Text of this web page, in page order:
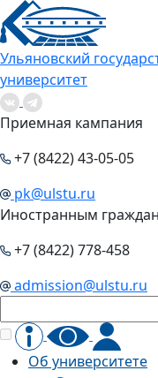
Ульяновский
университет
Приемная кампания
+7 (8422) 43-05-05
pk@ulstu.ru
Иностранным
+7 (8422) 778-458
admission@ulstu.ru
Об университете